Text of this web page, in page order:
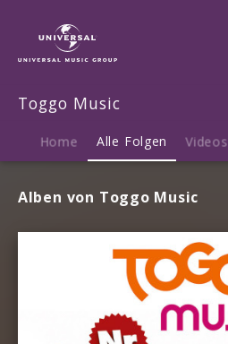
Musik
Toggo Music
Home Alle Folgen Videos
Alben von Toggo Music